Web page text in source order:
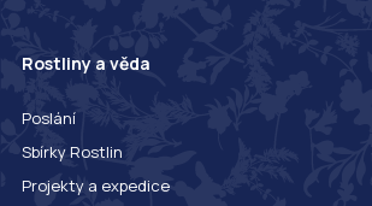
Rostliny a věda
Poslání
Sbírky Rostlin
Projekty a expedice